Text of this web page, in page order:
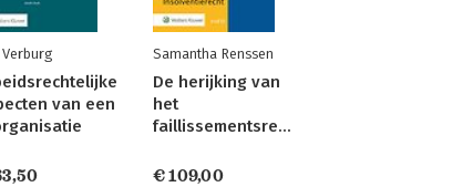
Verburg
van een
Samantha Renssen
De herijking van
het
faillissementsrecht
€ 109,00